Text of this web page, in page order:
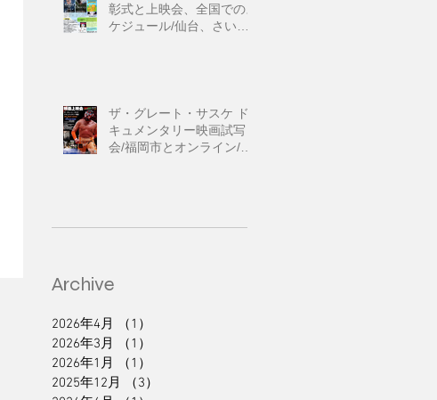
Archive
2026年4月 （1）
2026年3月
（1）
2026年1月
（1）
2025年12月
（3）
彰式と上映会、全国でのス
ケジュール/仙台、さいた
ザ・グレート・サスケ ド
キュメンタリー映画試写
会/福岡市とオンライン/第